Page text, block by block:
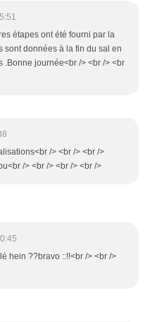
étapes ont été fourni par la
sont données à la fin du sal en
.Bonne journée<br /> <br /> <br
/> <br /> <br />
/> <br /> <br /> <br />
hein ??bravo ::!!<br /> <br />